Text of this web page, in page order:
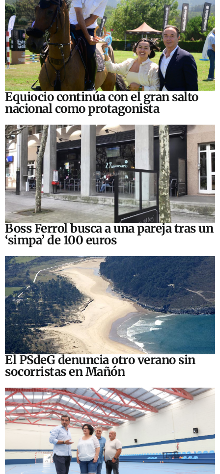
Equiocio continúa con el gran salto
nacional como protagonista
Boss Ferrol busca a una pareja tras un
‘simpa’ de 100 euros
El PSdeG denuncia otro verano sin
socorristas en Mañón